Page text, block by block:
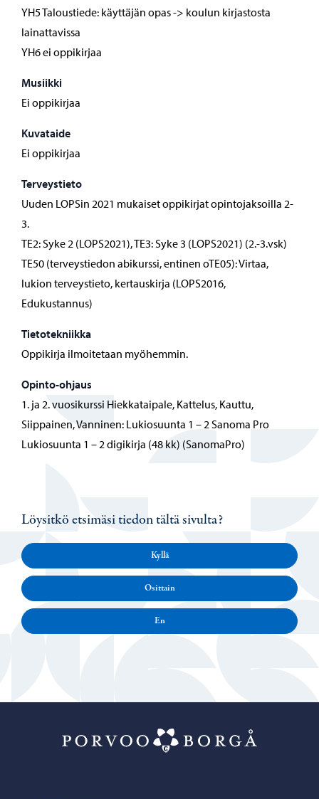
YH5 Taloustiede: käyttäjän opas -> koulun kirjastosta
lainattavissa
YH6 ei oppikirjaa
Musiikki
Ei oppikirjaa
Kuvataide
Ei oppikirjaa
Terveystieto
Uuden LOPSin 2021 mukaiset oppikirjat opintojaksoilla 2-
3.
TE2: Syke 2 (LOPS2021), TE3: Syke 3 (LOPS2021) (2.-3.vsk)
TE50 (terveystiedon abikurssi, entinen oTE05): Virtaa,
lukion terveystieto, kertauskirja (LOPS2016,
Edukustannus)
Tietotekniikka
Oppikirja ilmoitetaan myöhemmin.
Opinto-ohjaus
1. ja 2. vuosikurssi Hiekkataipale, Kattelus, Kauttu,
Siippainen, Vanninen: Lukiosuunta 1 – 2 Sanoma Pro
Lukiosuunta 1 – 2 digikirja (48 kk) (SanomaPro)
Löysitkö etsimäsi tiedon tältä sivulta?
Kyllä
Osittain
En